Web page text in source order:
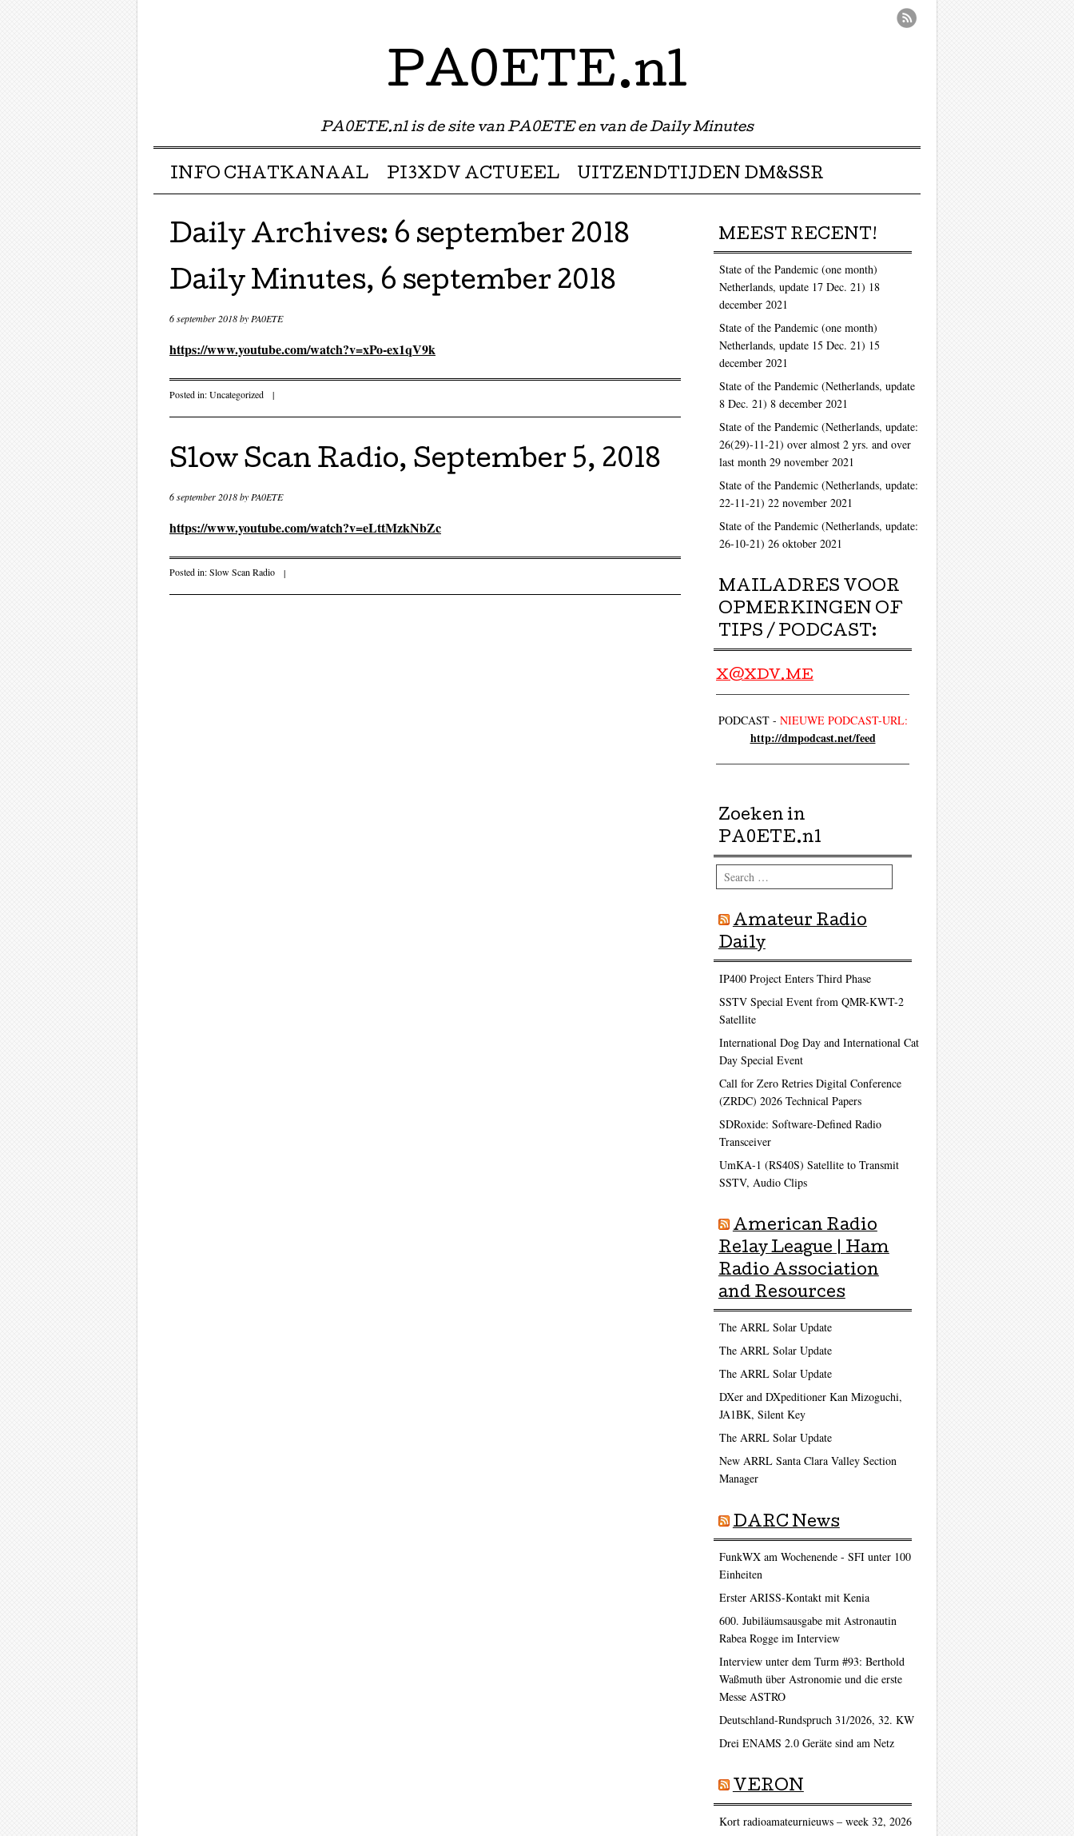
PA0ETE.nl
PA0ETE.nl is de site van PA0ETE en van de Daily Minutes
Menu ☰
Skip to content
INFO CHATKANAAL PI3XDV ACTUEEL UITZENDTIJDEN DM&SSR
Daily Archives: 6 september 2018
Daily Minutes, 6 september 2018
6 september 2018by PA0ETE
https://www.youtube.com/watch?v=xPo-ex1qV9k
Posted in:Uncategorized |
Slow Scan Radio, September 5, 2018
6 september 2018by PA0ETE
https://www.youtube.com/watch?v=eLttMzkNbZc
Posted in:Slow Scan Radio |
MEEST RECENT!
State of the Pandemic (one month)
Netherlands, update 17 Dec. 21) 18
december 2021
State of the Pandemic (one month)
Netherlands, update 15 Dec. 21) 15
december 2021
State of the Pandemic (Netherlands, update
8 Dec. 21) 8 december 2021
State of the Pandemic (Netherlands, update:
26(29)-11-21) over almost 2 yrs. and over
last month 29 november 2021
State of the Pandemic (Netherlands, update:
22-11-21) 22 november 2021
State of the Pandemic (Netherlands, update:
26-10-21) 26 oktober 2021
MAILADRES VOOR
OPMERKINGEN OF
TIPS / PODCAST:
X@XDV.ME
PODCAST - NIEUWE PODCAST-URL:
http://dmpodcast.net/feed
Zoeken in
PA0ETE.nl
Search
Amateur Radio
Daily
IP400 Project Enters Third Phase
SSTV Special Event from QMR-KWT-2
Satellite
International Dog Day and International Cat
Day Special Event
Call for Zero Retries Digital Conference
(ZRDC) 2026 Technical Papers
SDRoxide: Software-Defined Radio
Transceiver
UmKA-1 (RS40S) Satellite to Transmit
SSTV, Audio Clips
American Radio
Relay League | Ham
Radio Association
and Resources
The ARRL Solar Update
The ARRL Solar Update
The ARRL Solar Update
DXer and DXpeditioner Kan Mizoguchi,
JA1BK, Silent Key
The ARRL Solar Update
New ARRL Santa Clara Valley Section
Manager
DARC News
FunkWX am Wochenende - SFI unter 100
Einheiten
Erster ARISS-Kontakt mit Kenia
600. Jubiläumsausgabe mit Astronautin
Rabea Rogge im Interview
Interview unter dem Turm #93: Berthold
Waßmuth über Astronomie und die erste
Messe ASTRO
Deutschland-Rundspruch 31/2026, 32. KW
Drei ENAMS 2.0 Geräte sind am Netz
VERON
Kort radioamateurnieuws – week 32, 2026